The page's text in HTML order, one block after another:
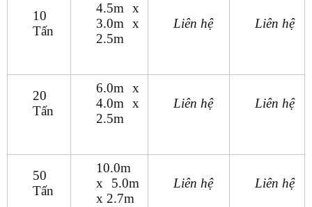
10
Tấn
4.5m x
3.0m x
2.5m
Liên hệ Liên hệ
20
Tấn
6.0m x
4.0m x
2.5m
Liên hệ Liên hệ
50
Tấn
10.0m
x 5.0m
x 2.7m
Liên hệ Liên hệ